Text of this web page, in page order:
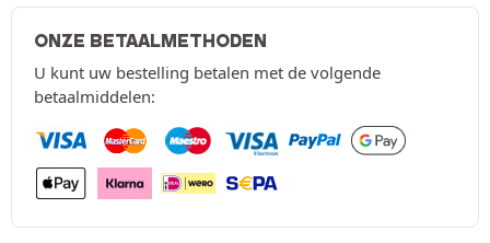
ONZE BETAALMETHODEN
U kunt uw bestelling betalen met de volgende
betaalmiddelen: